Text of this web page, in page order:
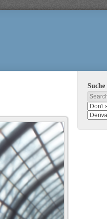
Suche
Search
Search
media
search